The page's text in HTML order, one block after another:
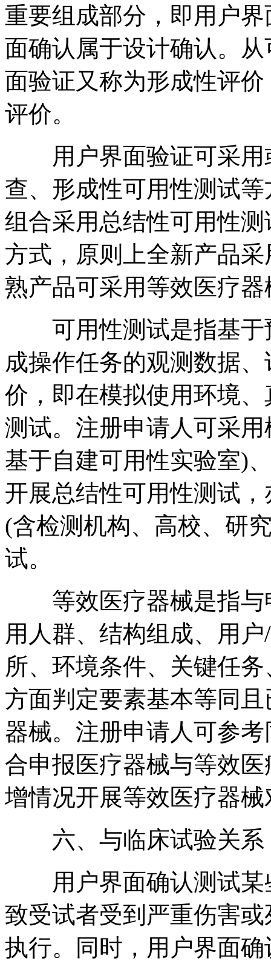
重要组成部分，即用户
面确认属于设计确认。
面验证又称为形成性评
评价。
用户界面验证可采用
查、形成性可用性测试
组合采用总结性可用性
方式，原则上全新产品
熟产品可采用等效医疗
可用性测试是指基于
成操作任务的观测数据
价，即在模拟使用环境
测试。注册申请人可采
基于自建可用性实验室)
开展总结性可用性测试
(含检测机构、高校、研
试。
等效医疗器械是指与
用人群、结构组成、用
所、环境条件、关键任
方面判定要素基本等同
器械。注册申请人可参
合申报医疗器械与等效
增情况开展等效医疗器
六、与临床试验关系
用户界面确认测试某
致受试者受到严重伤害
执行。同时，用户界面